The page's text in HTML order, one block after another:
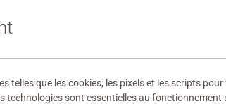
telles que les cookies, les pixels et les scripts
technologies sont essentielles au fonctionnement